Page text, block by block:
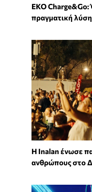
EKO Charge&Go:
πραγματική
Η Inalan ένωσε
ανθρώπους στο